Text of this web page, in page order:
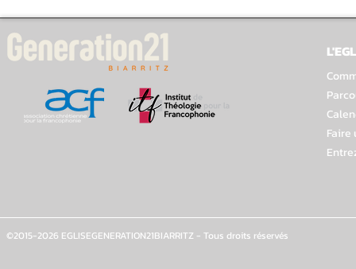
Faire
©2015-2026 EGLISEGENERATION21BIARRITZ - Tous droits réservés